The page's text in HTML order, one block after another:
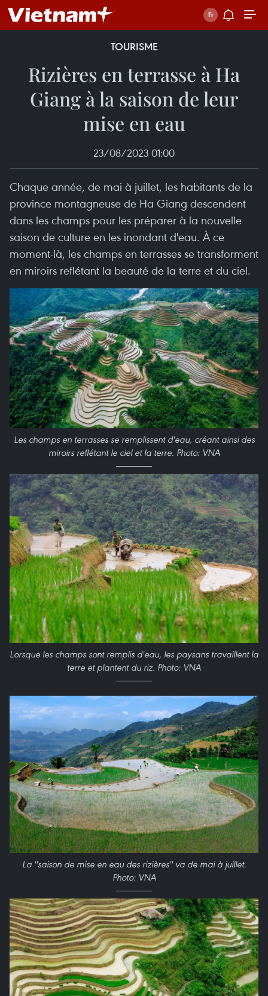
TOURISME
Rizières en terrasse à Ha
Giang à la saison de leur
mise en eau
23/08/2023 01:00
Chaque année, de mai à juillet, les habitants de la
province montagneuse de Ha Giang descendent
dans les champs pour les préparer à la nouvelle
saison de culture en les inondant d'eau. À ce
moment-là, les champs en terrasses se transforment
en miroirs reflétant la beauté de la terre et du ciel.
Les champs en terrasses se remplissent d'eau, créant ainsi des
miroirs reflétant le ciel et la terre. Photo: VNA
Lorsque les champs sont remplis d'eau, les paysans travaillent la
terre et plantent du riz. Photo: VNA
La ''saison de mise en eau des rizières'' va de mai à juillet.
Photo: VNA